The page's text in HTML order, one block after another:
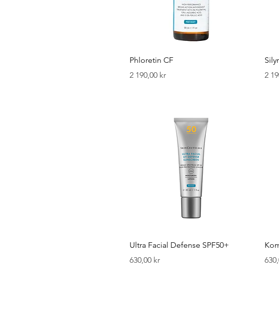
Phloretin CF
Pris
2 190,00 kr
Pris
2
Ultra Facial Defense SPF50+
Pris
630,00 kr
Pris